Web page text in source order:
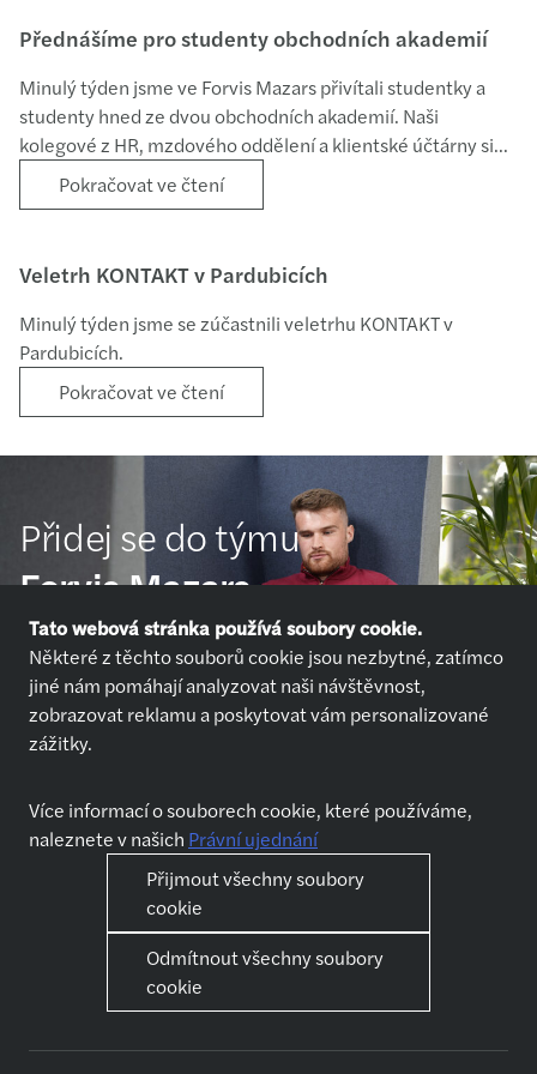
Přednášíme pro studenty obchodních akademií
Minulý týden jsme ve Forvis Mazars přivítali studentky a
studenty hned ze dvou obchodních akademií. Naši
kolegové z HR, mzdového oddělení a klientské účtárny si
pro ně připravili zajímavou přednášku o tom, jak to u nás
funguje a co obnáší práce v účetnictví. Zároveň ukázali, jak
studentům za milou návštěvu a našim kolegům za skvělou
organizaci i přínosnou přednášku.
Pokračovat ve čtení
Veletrh KONTAKT v Pardubicích
Minulý týden jsme se zúčastnili veletrhu KONTAKT v
Pardubicích.
Pokračovat ve čtení
Přidej se do týmu
Forvis Mazars
Přihlásit se
Chci pracovat
Jak se připravit na pohovor
Kdo jsme
Jak se připravit na pohovor
Tato webová stránka používá soubory cookie.
Některé z těchto souborů cookie jsou nezbytné, zatímco
jiné nám pomáhají analyzovat naši návštěvnost,
zobrazovat reklamu a poskytovat vám personalizované
zážitky.
Více informací o souborech cookie, které používáme,
naleznete v našich Právní ujednání
Přijmout všechny soubory
cookie
Odmítnout všechny soubory
cookie